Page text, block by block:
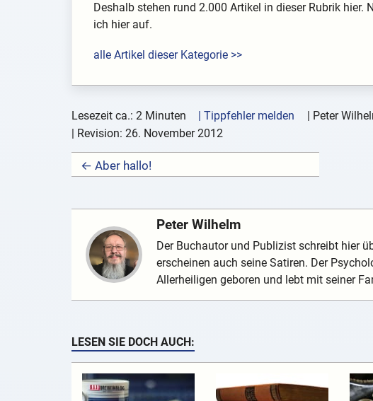
Deshalb stehen rund 2.000 Artikel in dieser Rubrik
ich hier auf.
alle Artikel dieser Kategorie >>
Lesezeit ca.: 2 Minuten | Tippfehler melden Peter
| Revision: 26. November 2012
← Aber hallo!
Peter Wilhelm
Der Buchautor und Publizist schreibt hier
erscheinen auch seine Satiren. Der
Allerheiligen geboren und lebt mit seiner
LESEN SIE DOCH AUCH: